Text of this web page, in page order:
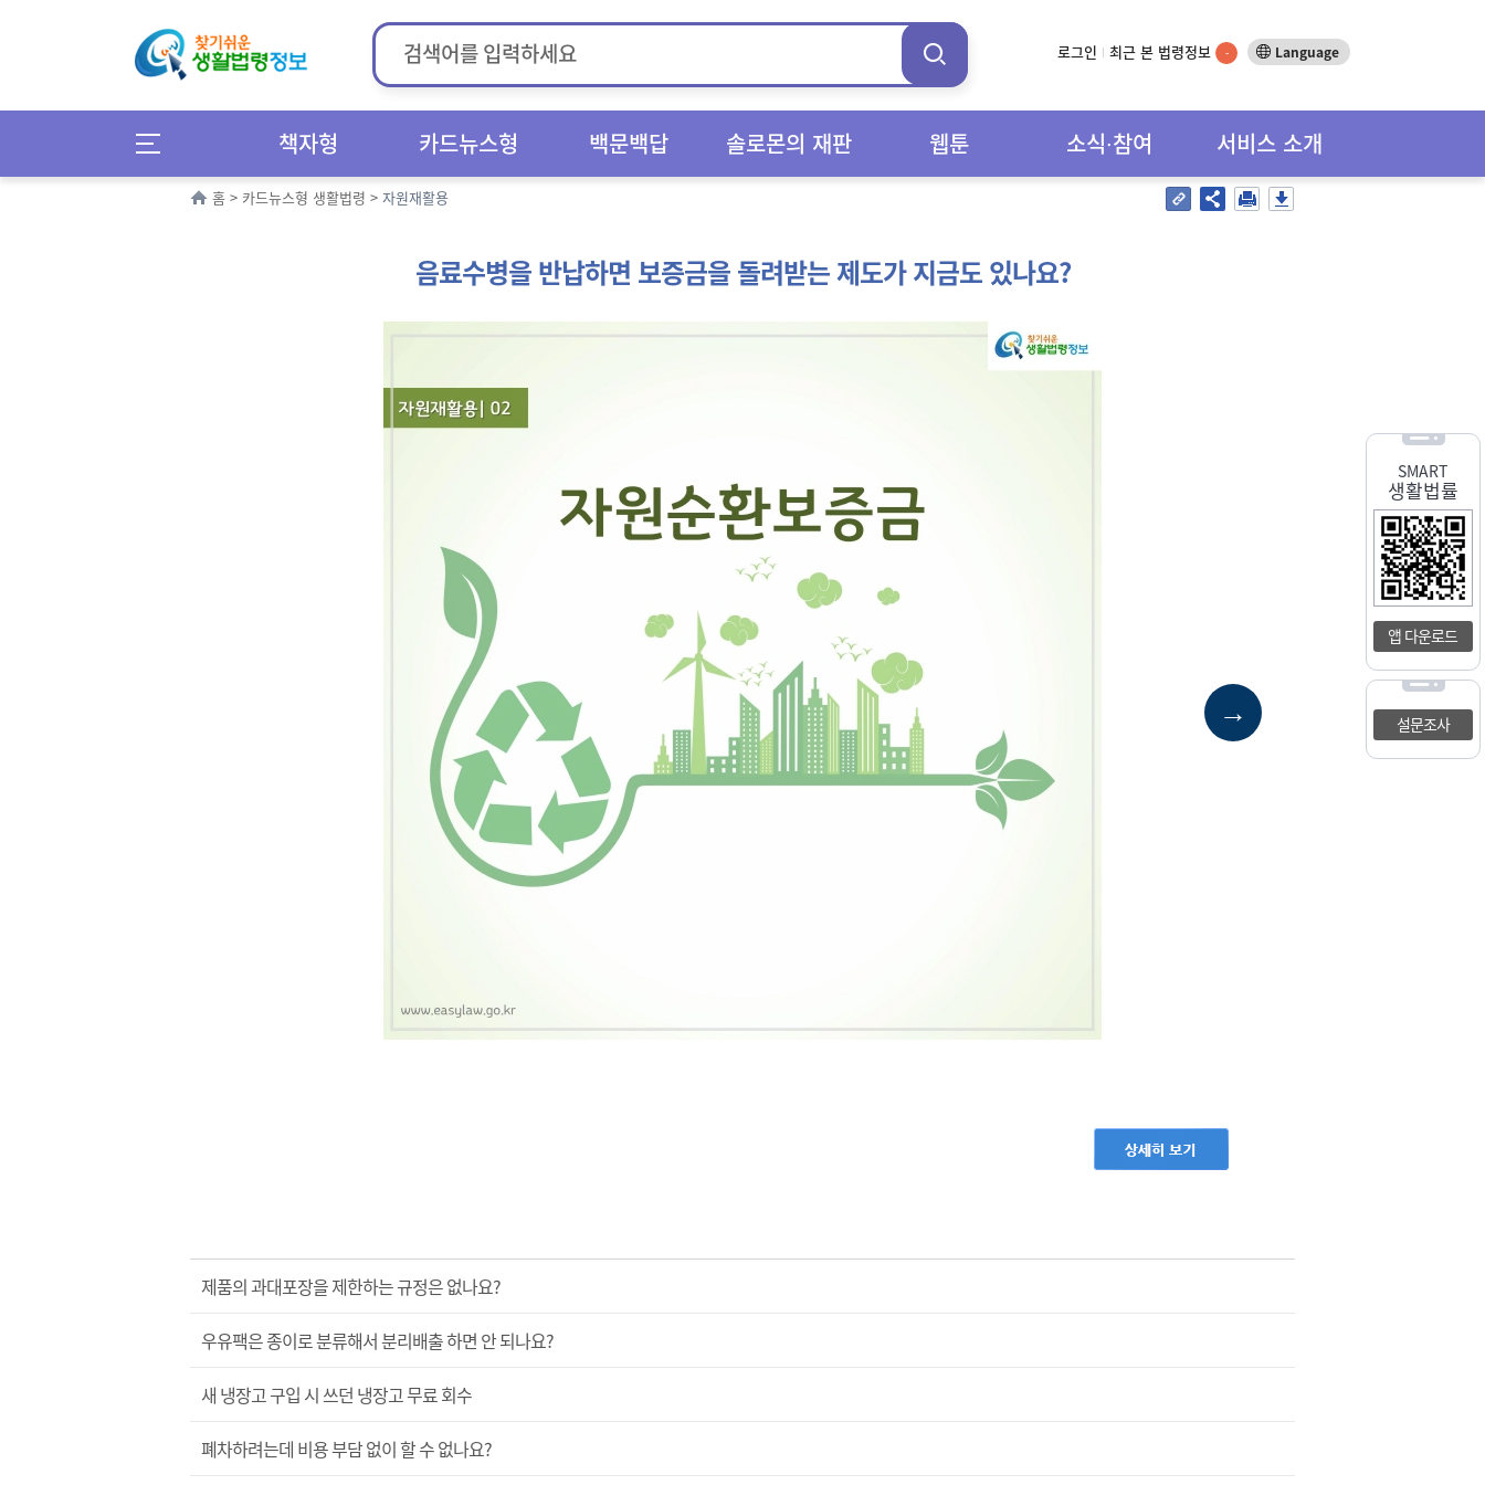
로그인 최근 본 법령정보 - Language
책자형 카드뉴스형 백문백답 솔로몬의 재판 웹툰 소식∙참여 서비스 소개
SMART
생활법률
앱 다운로드
설문조사
홈 > 카드뉴스형 생활법령 > 자원재활용
음료수병을 반납하면 보증금을 돌려받는 제도가 지금도 있나요?
→
제품의 과대포장을 제한하는 규정은 없나요?
우유팩은 종이로 분류해서 분리배출 하면 안 되나요?
새 냉장고 구입 시 쓰던 냉장고 무료 회수
폐차하려는데 비용 부담 없이 할 수 없나요?